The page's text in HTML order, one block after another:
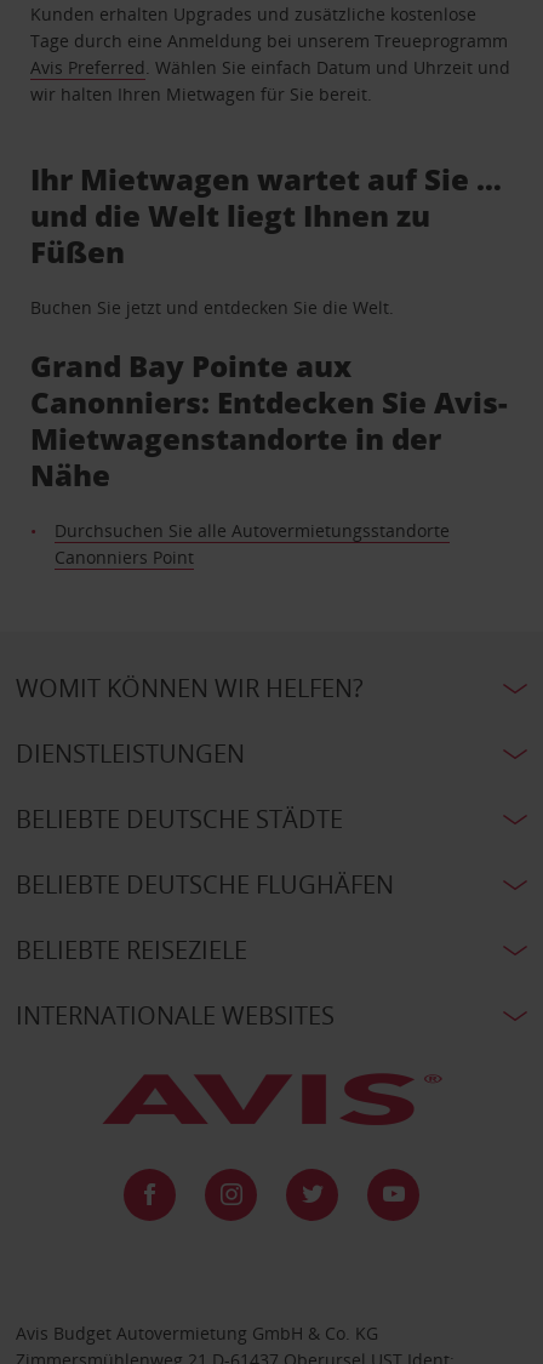
Kunden erhalten Upgrades und zusätzliche kostenlose
Tage durch eine Anmeldung bei unserem Treueprogramm
Avis Preferred . Wählen Sie einfach Datum und Uhrzeit und
wir halten Ihren Mietwagen für Sie bereit.
Ihr Mietwagen wartet auf Sie …
und die Welt liegt Ihnen zu
Füßen
Buchen Sie jetzt und entdecken Sie die Welt.
Grand Bay Pointe aux
Canonniers: Entdecken Sie Avis-
Mietwagenstandorte in der
Nähe
Durchsuchen Sie alle Autovermietungsstandorte
Canonniers Point
WOMIT KÖNNEN WIR HELFEN?
DIENSTLEISTUNGEN
BELIEBTE DEUTSCHE STÄDTE
BELIEBTE DEUTSCHE FLUGHÄFEN
BELIEBTE REISEZIELE
INTERNATIONALE WEBSITES
Avis Budget Autovermietung GmbH & Co. KG
Zimmersmühlenweg 21 D-61437 Oberursel UST Ident: